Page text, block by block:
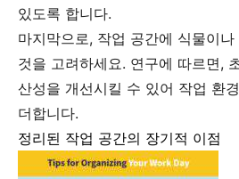
있도록 합니다.
마지막으로, 작업 공간에 식물이
것을 고려하세요. 연구에 따르면,
산성을 개선시킬 수 있어 작업 환
더합니다.
정리된 작업 공간의 장기적 이점